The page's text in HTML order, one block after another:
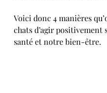
Voici donc 4 manières
chats d’agir positivement
santé et notre bien-être.